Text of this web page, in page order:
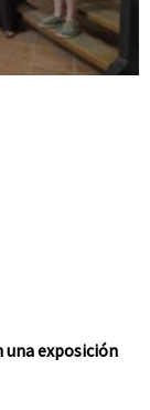
una exposición